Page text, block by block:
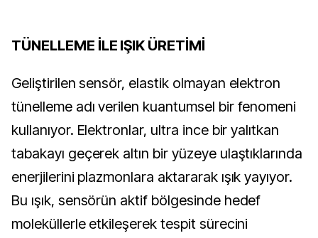
TÜNELLEME İLE IŞIK ÜRETİMİ
Geliştirilen sensör, elastik olmayan elektron
tünelleme adı verilen kuantumsel bir fenomeni
kullanıyor. Elektronlar, ultra ince bir yalıtkan
tabakayı geçerek altın bir yüzeye ulaştıklarında
enerjilerini plazmonlara aktararak ışık yayıyor.
Bu ışık, sensörün aktif bölgesinde hedef
moleküllerle etkileşerek tespit sürecini